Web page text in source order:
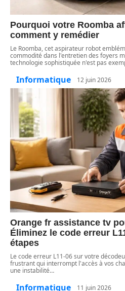
Pourquoi votre Roomba
comment y remédier
Le Roomba, cet aspirateur robot
commodité dans l'entretien des foyers
technologie sophistiquée n'est pas
Informatique 12 juin 2026
Orange fr assistance tv
Éliminez le code erreur
étapes
Le code erreur L11-06 sur votre
frustrant qui interrompt l'accès à vos
une instabilité…
Informatique 11 juin 2026